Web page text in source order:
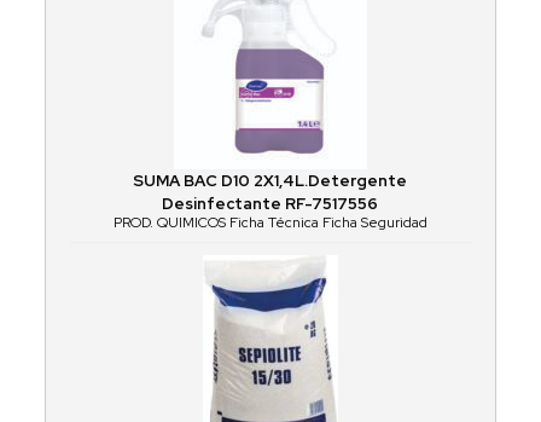
SUMA BAC D10 2X1,4L.Detergente
Desinfectante RF-7517556
PROD. QUIMICOS Ficha Técnica Ficha Seguridad